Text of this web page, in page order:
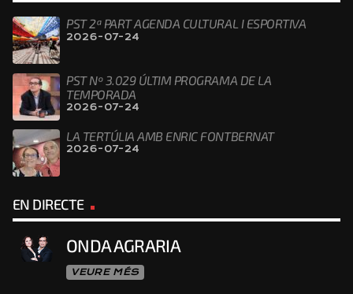
PST 2ª PART AGENDA CULTURAL I ESPORTIVA
2026-07-24
PST Nº 3.029 ÚLTIM PROGRAMA DE LA
TEMPORADA
2026-07-24
LA TERTÚLIA AMB ENRIC FONTBERNAT
2026-07-24
EN DIRECTE
ONDA AGRARIA
VEURE MÉS